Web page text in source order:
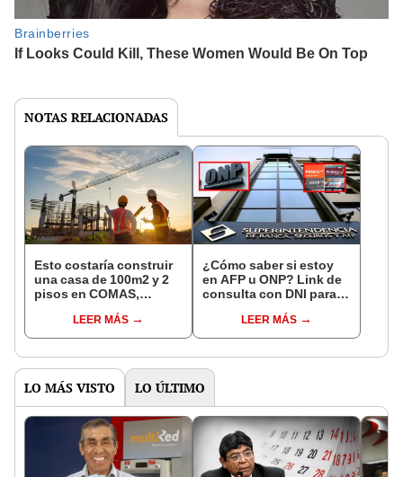
NOTAS RELACIONADAS
Esto costaría construir
una casa de 100m2 y 2
pisos en COMAS,
distritos de LIMA
NORTE
LEER MÁS
¿Cómo saber si estoy
en AFP u ONP? Link de
consulta con DNI para
pensiones estás
LEER MÁS
LO MÁS VISTO LO ÚLTIMO